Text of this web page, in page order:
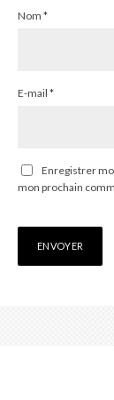
Nom *
E-mail *
Enregistrer
mon prochain